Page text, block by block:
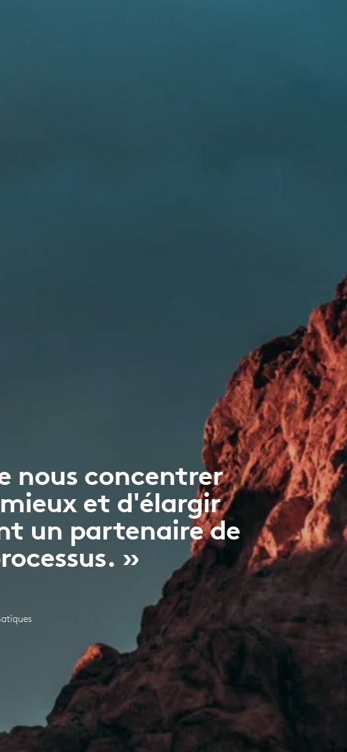
nous concentrer
et d'élargir
un partenaire de
»